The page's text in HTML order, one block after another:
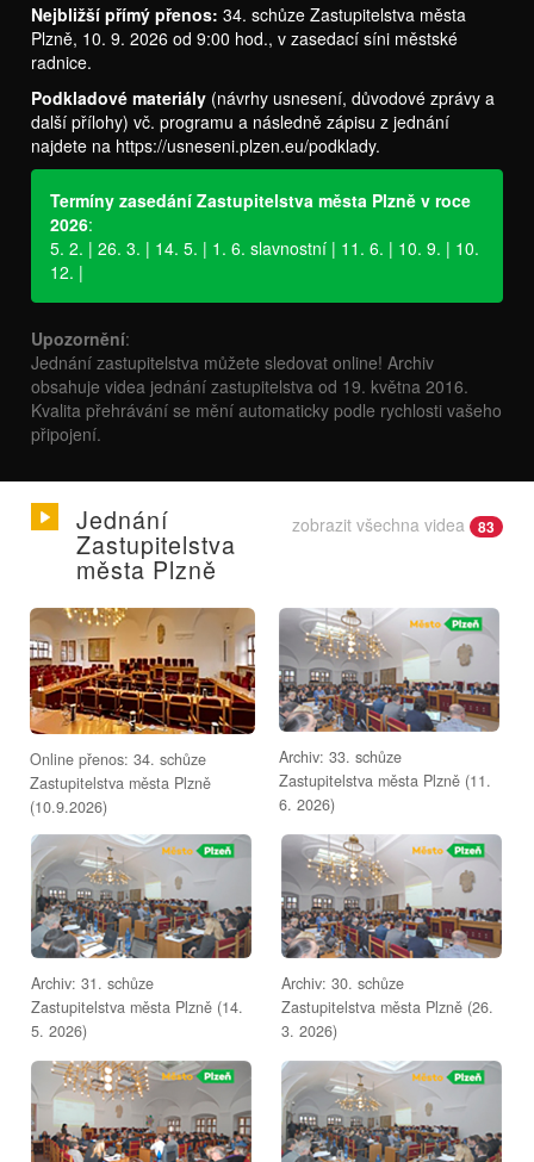
Nejbližší přímý přenos: 34. schůze Zastupitelstva města
Plzně, 10. 9. 2026 od 9:00 hod., v zasedací síni městské
radnice.
Podkladové materiály (návrhy usnesení, důvodové zprávy a
další přílohy) vč. programu a následně zápisu z jednání
najdete na https://usneseni.plzen.eu/podklady.
Termíny zasedání Zastupitelstva města Plzně v roce
2026:
5. 2. | 26. 3. | 14. 5. | 1. 6. slavnostní | 11. 6. | 10. 9. | 10.
12. |
Upozornění:
Jednání zastupitelstva můžete sledovat online! Archiv
obsahuje videa jednání zastupitelstva od 19. května 2016.
Kvalita přehrávání se mění automaticky podle rychlosti vašeho
připojení.
zobrazit všechna videa 83
Jednání
Zastupitelstva
města Plzně
Online přenos: 34. schůze
Zastupitelstva města Plzně
(10.9.2026)
Archiv: 33. schůze
Zastupitelstva města Plzně (11.
6. 2026)
Archiv: 31. schůze
Zastupitelstva města Plzně (14.
5. 2026)
Archiv: 30. schůze
Zastupitelstva města Plzně (26.
3. 2026)